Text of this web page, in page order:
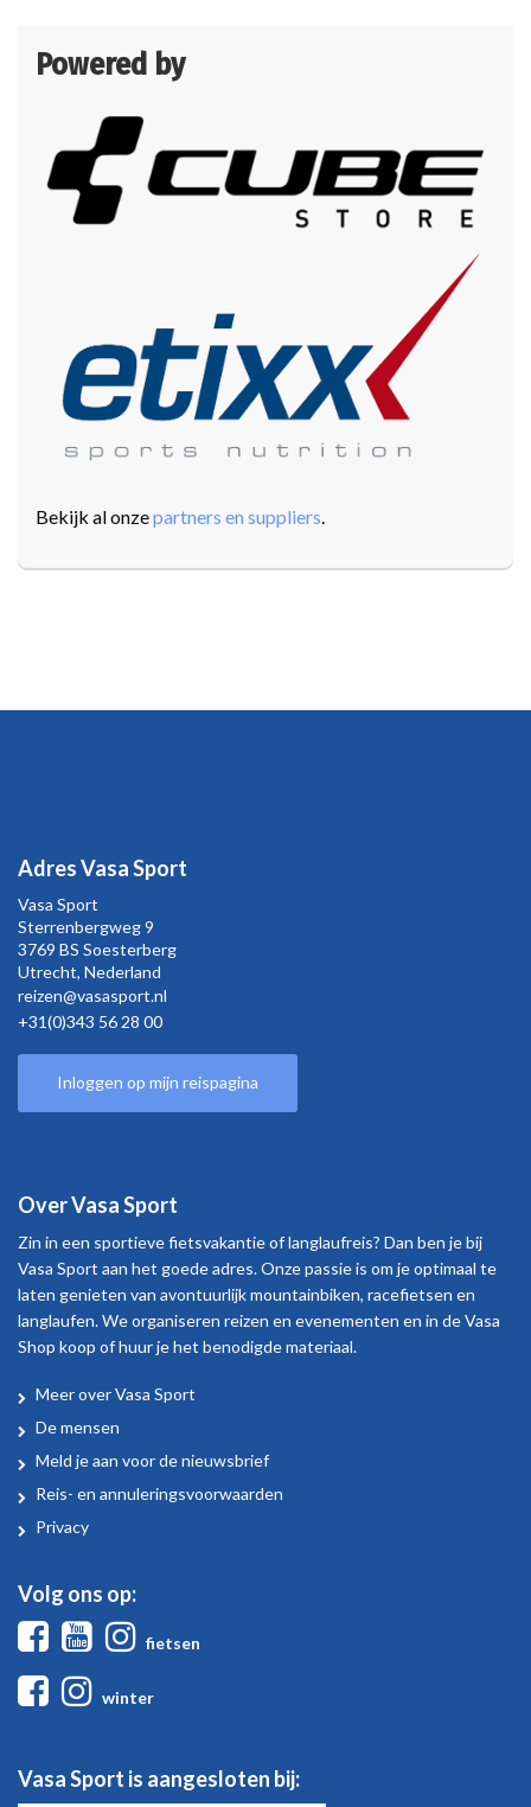
Powered by
Bekijk al onzepartners en suppliers.
Adres Vasa Sport
Vasa Sport
Sterrenbergweg9
3769 BS Soesterberg
Utrecht, Nederland
reizen@vasasport.nl
+31(0)343 56 28 00
Inloggen op mijn reispagina
Over Vasa Sport
Zin in een sportieve fietsvakantie of langlaufreis? Dan ben je bij
Vasa Sport aan het goede adres. Onze passie is om je optimaal te
laten genieten van avontuurlijk mountainbiken, racefietsen en
langlaufen. We organiseren reizen en evenementen en in de Vasa
Shop koop of huur je het benodigde materiaal.
Over
Vasa
Sport
Meer over Vasa Sport
De mensen
Meld je aan voor de nieuwsbrief
Reis- en annuleringsvoorwaarden
Privacy
Volg ons op:
FacebookYoutube
fietsen
Facebook
winter
Vasa Sport is aangesloten bij: